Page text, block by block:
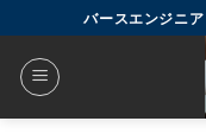
to
content
バースエンジニ